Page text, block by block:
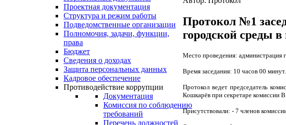
Проектная документация
Структура и режим работы
Подведомственные организации
Полномочия, задачи, функции,
права
Бюджет
Сведения о доходах
Защита персональных данных
Кадровое обеспечение
Противодействие коррупции
Документация
Комиссия по соблюдению
требований
Перечень должностей
Протокол №1
городской среды
Место проведения: администрация
Время заседания: 10 часов 00 минут.
Протокол ведет председатель
Кошкарёв при секретаре комиссии
Присутствовали: - 7 членов